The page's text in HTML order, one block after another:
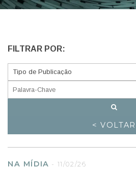
FILTRAR POR:
< VOLTAR
NA MÍDIA - 11/02/26